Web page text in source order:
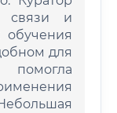
связи и
для